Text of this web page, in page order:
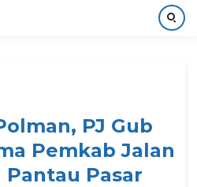
PJ Gub
Pemkab Jalan
Pantau Pasar